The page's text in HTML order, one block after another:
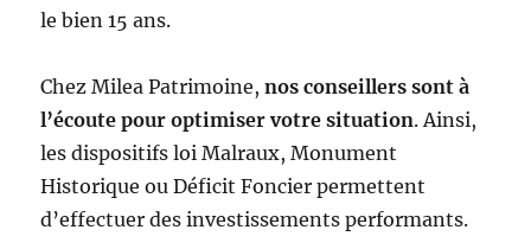
le bien 15 ans.
Chez Milea Patrimoine,nos conseillers sont à
l’écoute pour optimiser votre situation. Ainsi,
les dispositifs loi Malraux, Monument
Historique ou Déficit Foncier permettent
d’effectuer des investissements performants.